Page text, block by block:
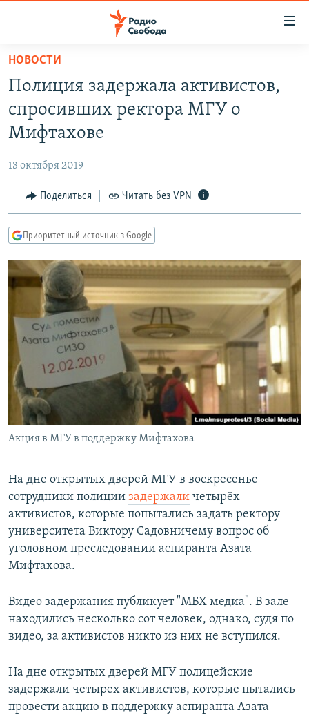
упрощенного
доступа
основному
Вернутся
Вернутся
поиску
ПОДКАСТЫ
АВТОРСКИЕ ПРОЕКТЫ
МНЕНИЯ
КУЛЬТУРА
КАВКАЗ.РЕАЛИИ
СЕВЕР.РЕАЛИИ
СИБИРЬ.РЕАЛИИ
РАСПИСАНИЕ ВЕЩАНИЯ
ПОДПИШИТЕСЬ НА РАССЫЛКУ
СОЦИАЛЬНЫЕ СЕТИ
Все сайты РСЕ/РС
НОВОСТИ
Полиция задержала активистов,
спросивших ректора МГУ о
Мифтахове
13 октября 2019
Поделиться Читать без VPN
Приоритетный источник в Google
Акция в МГУ в поддержку Мифтахова
На дне открытых дверей МГУ в воскресенье
сотрудники полиции задержали четырёх
активистов, которые попытались задать ректору
университета Виктору Садовничему вопрос об
уголовном преследовании аспиранта Азата
Мифтахова.
Видео задержания публикует "МБХ медиа". В зале
находились несколько сот человек, однако, судя по
видео, за активистов никто из них не вступился.
На дне открытых дверей МГУ полицейские
задержали четырех активистов, которые пытались
провести акцию в поддержку аспиранта Азата